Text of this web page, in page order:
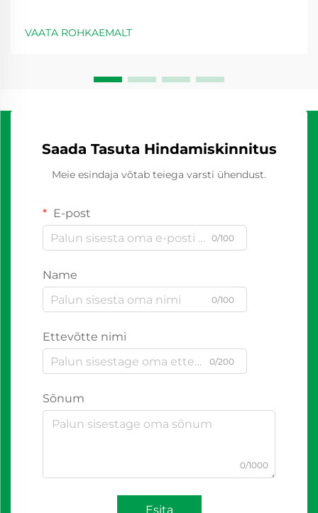
VAATA ROHKAEMALT
Saada Tasuta Hindamiskinnitus
Meie esindaja võtab teiega varsti ühendust.
E-post
0/100
Name
0/100
Ettevõtte nimi
0/200
Sõnum
0/1000
Esita